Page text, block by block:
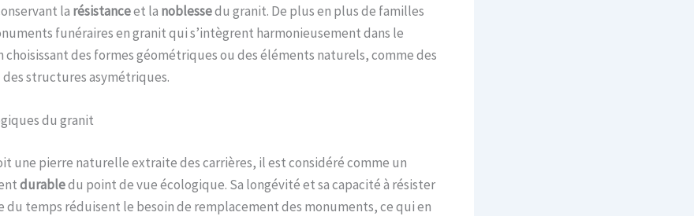
la résistanceet la noblessedu granit. De plus en plus de familles
funéraires en granit qui s’intègrent harmonieusement dans le
choisissant des formes géométriques ou des éléments naturels, comme des
structures asymétriques.
du granit
une pierre naturelle extraite des carrières, il est considéré comme un
durabledu point de vue écologique. Sa longévité et sa capacité à résister
du temps réduisent le besoin de remplacement des monuments, ce qui en